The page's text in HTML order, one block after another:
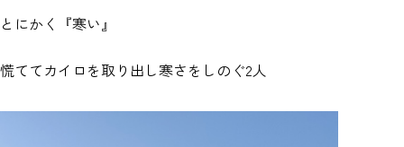
とにかく『寒い』
慌ててカイロを取り出し寒さをしのぐ2人